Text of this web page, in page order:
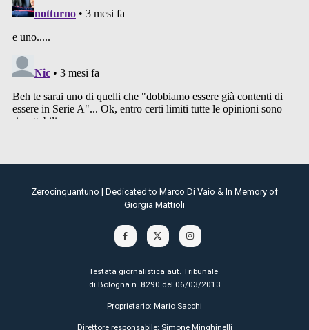
Zerocinquantuno | Dedicated to Marco Di Vaio & In Memory of
Giorgia Mattioli
Testata giornalistica aut. Tribunale
di Bologna n. 8290 del 06/03/2013
Proprietario: Mario Sacchi
Direttore responsabile: Simone Minghinelli